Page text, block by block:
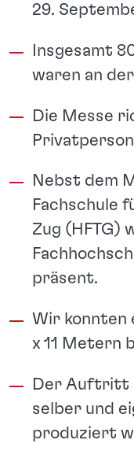
29.
Insgesamt
waren an
Die Messe
Nebst dem
Fachschule
Zug (HFTG)
präsent.
Wir konnten
x 11 Metern
Der Auftritt
selber und
produziert